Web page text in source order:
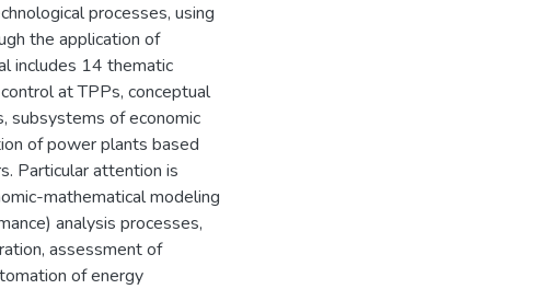
processes, using
the application of
includes 14 thematic
at TPPs, conceptual
subsystems of economic
of power plants based
Particular attention is
mathematical modeling
analysis processes,
assessment of
of energy